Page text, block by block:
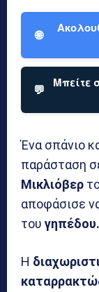
🌐
💬
Μπείτε
Ένα σπάνιο
παράσταση
Μικλιόβερ
αποφάσισε
του γηπέδου.
Η